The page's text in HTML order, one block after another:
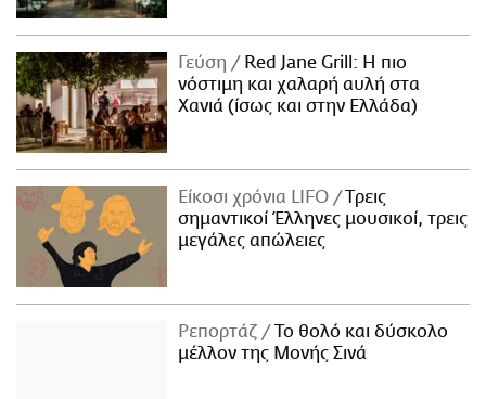
Γεύση
Red Jane Grill: Η πιο
νόστιμη και χαλαρή αυλή στα
Χανιά (ίσως και στην Ελλάδα)
Είκοσι χρόνια LIFO
Tρεις
σημαντικοί Έλληνες μουσικοί, τρεις
μεγάλες απώλειες
Ρεπορτάζ
Το θολό και δύσκολο
μέλλον της Μονής Σινά